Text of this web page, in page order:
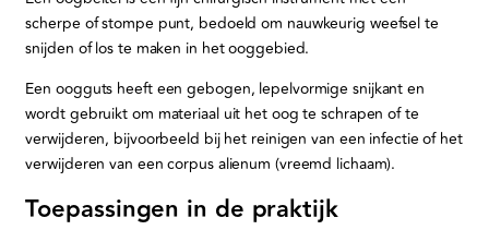
scherpe of stompe punt, bedoeld om nauwkeurig weefsel te
snijden of los te maken in het ooggebied.
Een oogguts heeft een gebogen, lepelvormige snijkant en
wordt gebruikt om materiaal uit het oog te schrapen of te
verwijderen, bijvoorbeeld bij het reinigen van een infectie of het
verwijderen van een corpus alienum (vreemd lichaam).
Toepassingen in de praktijk